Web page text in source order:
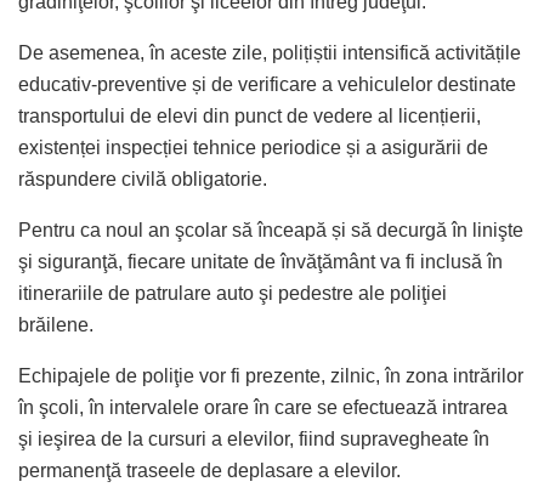
De asemenea, în aceste zile, polițiștii intensifică activitățile
educativ-preventive și de verificare a vehiculelor destinate
transportului de elevi din punct de vedere al licențierii,
existenței inspecției tehnice periodice și a asigurării de
răspundere civilă obligatorie.
Pentru ca noul an şcolar să înceapă și să decurgă în linişte
şi siguranţă, fiecare unitate de învăţământ va fi inclusă în
itinerariile de patrulare auto şi pedestre ale poliţiei
brăilene.
Echipajele de poliţie vor fi prezente, zilnic, în zona intrărilor
în şcoli, în intervalele orare în care se efectuează intrarea
şi ieşirea de la cursuri a elevilor, fiind supravegheate în
permanenţă traseele de deplasare a elevilor.